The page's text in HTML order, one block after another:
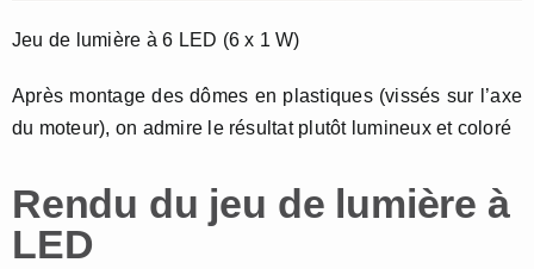
Jeu de lumière à 6 LED (6 x 1 W)
Après montage des dômes en plastiques (vissés sur l’axe
du moteur), on admire le résultat plutôt lumineux et coloré
Rendu du jeu de lumière à
LED